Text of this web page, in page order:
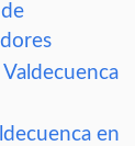
en